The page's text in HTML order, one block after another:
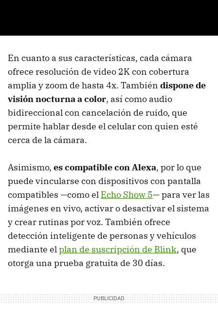
En cuanto a sus características, cada cámara
ofrece resolución de video 2K con cobertura
amplia y zoom de hasta 4x. También dispone de
visión nocturna a color, así como audio
bidireccional con cancelación de ruido, que
permite hablar desde el celular con quien esté
cerca de la cámara.
Asimismo, es compatible con Alexa, por lo que
puede vincularse con dispositivos con pantalla
compatibles —como el Echo Show 5— para ver las
imágenes en vivo, activar o desactivar el sistema
y crear rutinas por voz. También ofrece
detección inteligente de personas y vehículos
mediante elplan de suscripción de Blink, que
otorga una prueba gratuita de 30 días.